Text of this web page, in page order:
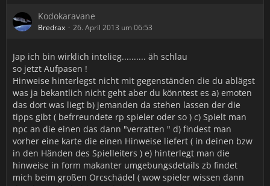
Kodokaravane
Bredrax 26. April 2013 um 06:53
Jap ich bin wirklich intelieg.......... äh schlau
so jetzt Aufpasen !
Hinweise hinterlegst nicht mit gegenständen die du ablägst
was ja bekantlich nicht geht aber du könntest es a) emoten
das dort was liegt b) jemanden da stehen lassen der die
tipps gibt ( befrreundete rp spieler oder so ) c) Spielt man
npc an die einen das dann "verratten " d) findest man
vorher eine karte die einen Hinweise liefert ( in deinen bzw
in den Händen des Spielleiters ) e) hinterlegt man die
hinweise in form makanter umgebungsdetails zb findet
mich beim großen Orcschädel ( wow spieler wissen dann